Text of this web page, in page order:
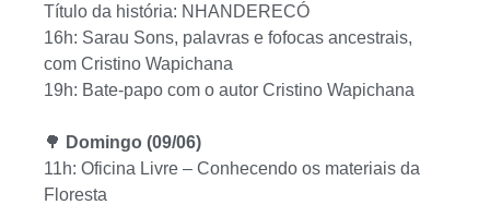
Título da história: NHANDERECÓ
16h: Sarau Sons, palavras e fofocas ancestrais,
com Cristino Wapichana
19h: Bate-papo com o autor Cristino Wapichana
🌳 Domingo (09/06)
11h: Oficina Livre – Conhecendo os materiais da
Floresta